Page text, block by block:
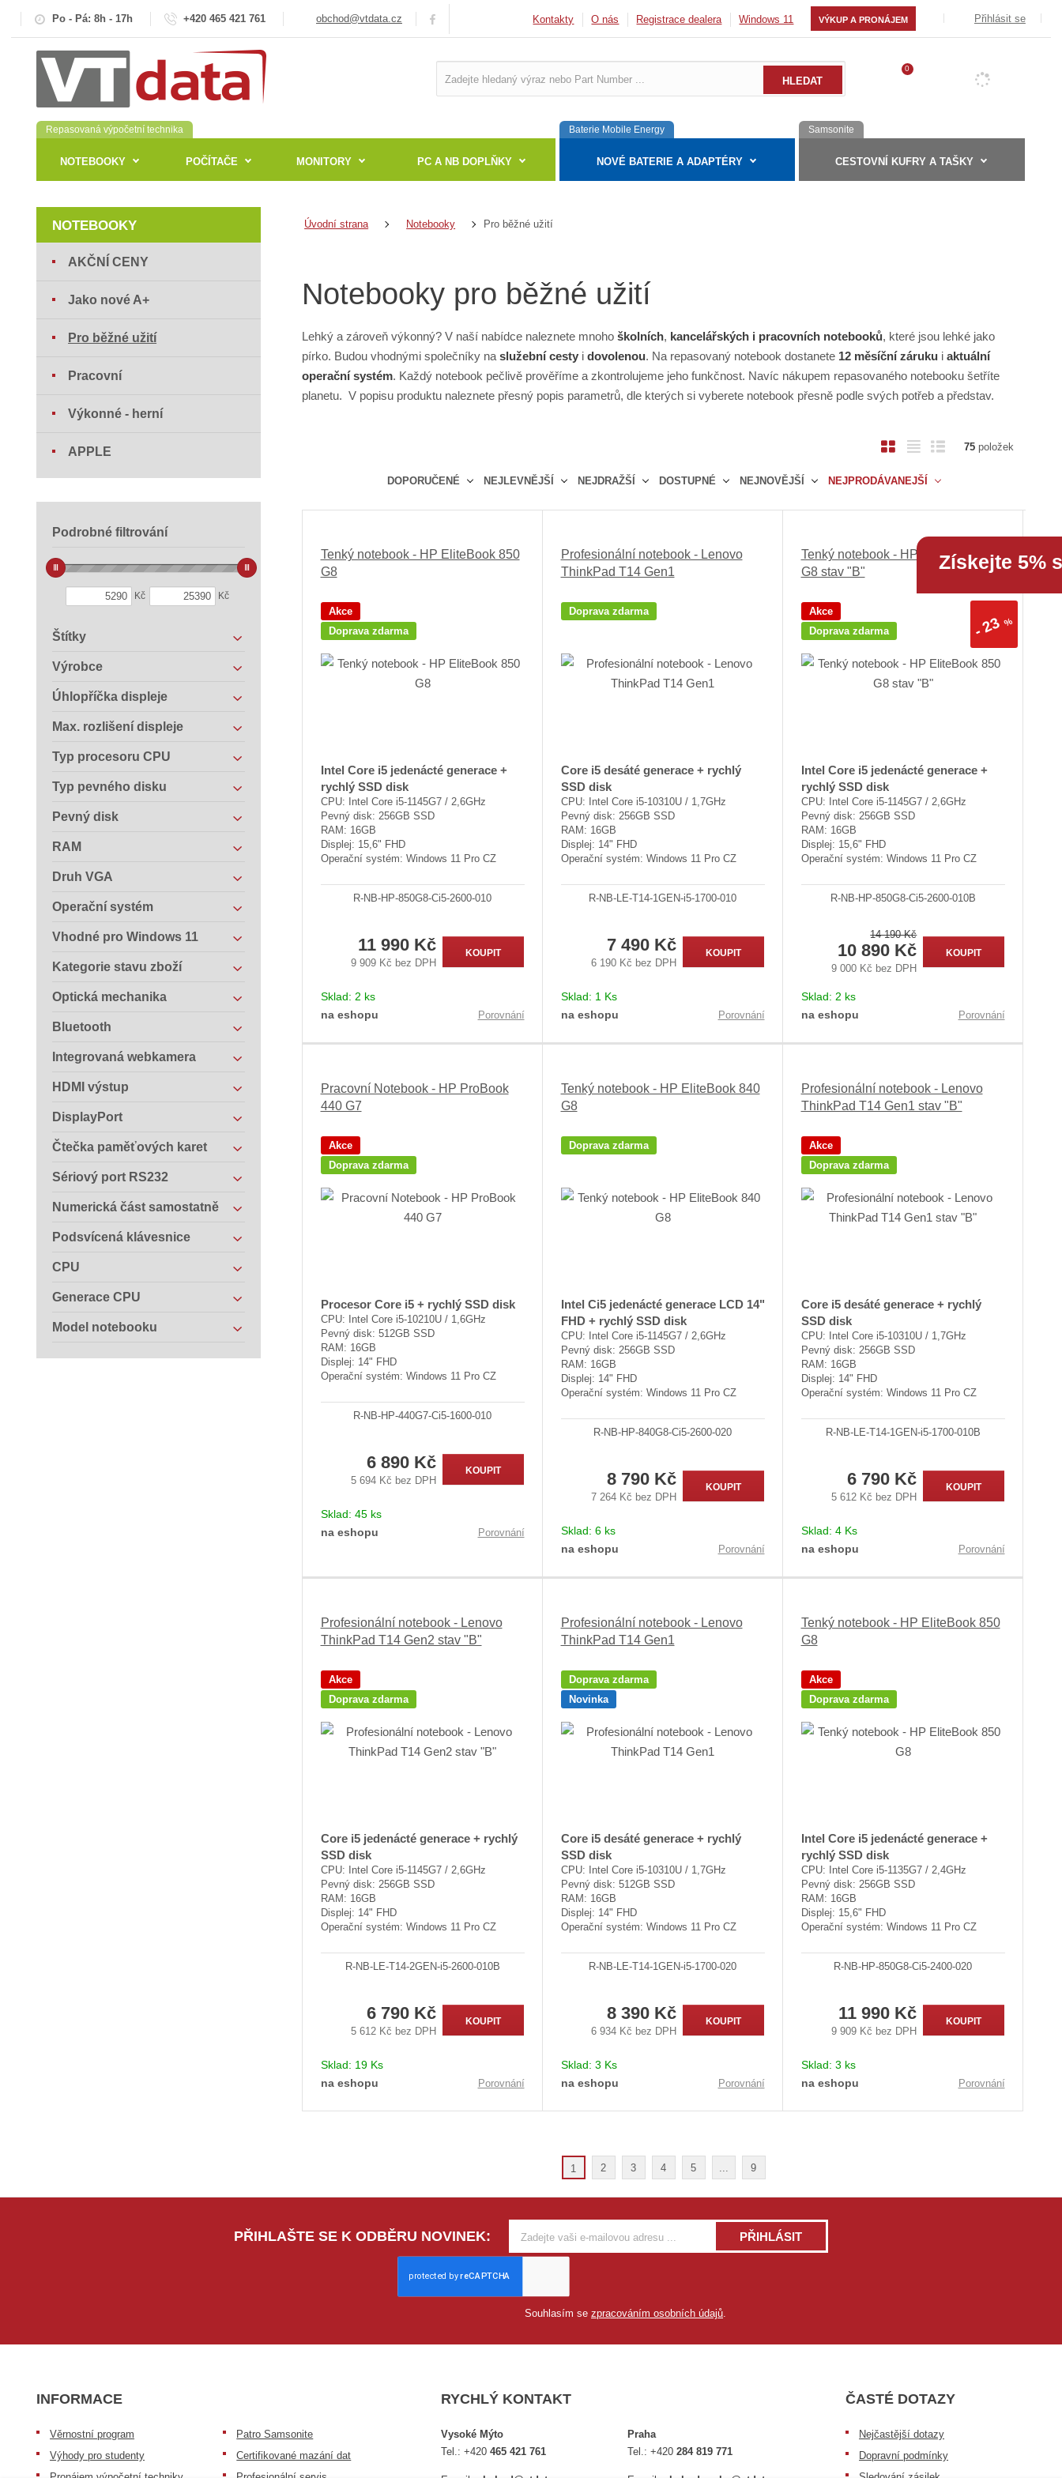
Po - Pá: 8h - 17h +420 465 421 761 obchod@vtdata.cz Kontakty O nás Registrace dealera Windows 11 VÝKUP A PRONÁJEM Přihlásit se
0
Repasovaná výpočetní technika
NOTEBOOKY POČÍTAČE MONITORY PC A NB DOPLŇKY
Baterie Mobile Energy
NOVÉ BATERIE A ADAPTÉRY
Samsonite
CESTOVNÍ KUFRY A TAŠKY
Úvodní strana Notebooky Pro běžné užití
Notebooky pro běžné užití
Lehký a zároveň výkonný? V naší nabídce naleznete mnoho školních, kancelářských i pracovních notebooků, které jsou lehké jako
pírko. Budou vhodnými společníky na služební cesty i dovolenou. Na repasovaný notebook dostanete 12 měsíční záruku i aktuální
operační systém. Každý notebook pečlivě prověříme a zkontrolujeme jeho funkčnost. Navíc nákupem repasovaného notebooku šetříte
planetu. V popisu produktu naleznete přesný popis parametrů, dle kterých si vyberete notebook přesně podle svých potřeb a představ.
DOPORUČENÉ NEJLEVNĚJŠÍ NEJDRAŽŠÍ DOSTUPNÉ NEJNOVĚJŠÍ NEJPRODÁVANEJŠÍ
e
n
d
u
r
o
v
ý
p
i
T
b
k
p
i
ý
s
75položek
Tenký notebook - HP EliteBook 850
G8
Akce
Doprava zdarma
Intel Core i5 jedenácté generace +
rychlý SSD disk
CPU: Intel Core i5-1145G7 / 2,6GHz
Pevný disk: 256GB SSD
RAM: 16GB
Displej: 15,6" FHD
Operační systém: Windows 11 Pro CZ
R-NB-HP-850G8-Ci5-2600-010
11 990 Kč
9 909 Kč bez DPH
KOUPIT
Sklad: 2 ks
na eshopu
Porovnání
Profesionální notebook - Lenovo
ThinkPad T14 Gen1
Doprava zdarma
Core i5 desáté generace + rychlý
SSD disk
CPU: Intel Core i5-10310U / 1,7GHz
Pevný disk: 256GB SSD
RAM: 16GB
Displej: 14" FHD
Operační systém: Windows 11 Pro CZ
R-NB-LE-T14-1GEN-i5-1700-010
7 490 Kč
6 190 Kč bez DPH
KOUPIT
Sklad: 1 Ks
na eshopu
Porovnání
Tenký notebook - HP EliteBook 850
G8 stav "B"
-
23%
Akce
Doprava zdarma
Intel Core i5 jedenácté generace +
rychlý SSD disk
CPU: Intel Core i5-1145G7 / 2,6GHz
Pevný disk: 256GB SSD
RAM: 16GB
Displej: 15,6" FHD
Operační systém: Windows 11 Pro CZ
R-NB-HP-850G8-Ci5-2600-010B
14 190 Kč
10 890 Kč
9 000 Kč bez DPH
KOUPIT
Sklad: 2 ks
na eshopu
Porovnání
Pracovní Notebook - HP ProBook
440 G7
Akce
Doprava zdarma
Procesor Core i5 + rychlý SSD disk
CPU: Intel Core i5-10210U / 1,6GHz
Pevný disk: 512GB SSD
RAM: 16GB
Displej: 14" FHD
Operační systém: Windows 11 Pro CZ
R-NB-HP-440G7-Ci5-1600-010
6 890 Kč
5 694 Kč bez DPH
KOUPIT
Sklad: 45 ks
na eshopu
Porovnání
Tenký notebook - HP EliteBook 840
G8
Doprava zdarma
Intel Ci5 jedenácté generace LCD 14"
FHD + rychlý SSD disk
CPU: Intel Core i5-1145G7 / 2,6GHz
Pevný disk: 256GB SSD
RAM: 16GB
Displej: 14" FHD
Operační systém: Windows 11 Pro CZ
R-NB-HP-840G8-Ci5-2600-020
8 790 Kč
7 264 Kč bez DPH
KOUPIT
Sklad: 6 ks
na eshopu
Porovnání
Profesionální notebook - Lenovo
ThinkPad T14 Gen1 stav "B"
Akce
Doprava zdarma
Core i5 desáté generace + rychlý
SSD disk
CPU: Intel Core i5-10310U / 1,7GHz
Pevný disk: 256GB SSD
RAM: 16GB
Displej: 14" FHD
Operační systém: Windows 11 Pro CZ
R-NB-LE-T14-1GEN-i5-1700-010B
6 790 Kč
5 612 Kč bez DPH
KOUPIT
Sklad: 4 Ks
na eshopu
Porovnání
Profesionální notebook - Lenovo
ThinkPad T14 Gen2 stav "B"
Akce
Doprava zdarma
Core i5 jedenácté generace + rychlý
SSD disk
CPU: Intel Core i5-1145G7 / 2,6GHz
Pevný disk: 256GB SSD
RAM: 16GB
Displej: 14" FHD
Operační systém: Windows 11 Pro CZ
R-NB-LE-T14-2GEN-i5-2600-010B
6 790 Kč
5 612 Kč bez DPH
KOUPIT
Sklad: 19 Ks
na eshopu
Porovnání
Profesionální notebook - Lenovo
ThinkPad T14 Gen1
Doprava zdarma
Novinka
Core i5 desáté generace + rychlý
SSD disk
CPU: Intel Core i5-10310U / 1,7GHz
Pevný disk: 512GB SSD
RAM: 16GB
Displej: 14" FHD
Operační systém: Windows 11 Pro CZ
R-NB-LE-T14-1GEN-i5-1700-020
8 390 Kč
6 934 Kč bez DPH
KOUPIT
Sklad: 3 Ks
na eshopu
Porovnání
Tenký notebook - HP EliteBook 850
G8
Akce
Doprava zdarma
Intel Core i5 jedenácté generace +
rychlý SSD disk
CPU: Intel Core i5-1135G7 / 2,4GHz
Pevný disk: 256GB SSD
RAM: 16GB
Displej: 15,6" FHD
Operační systém: Windows 11 Pro CZ
R-NB-HP-850G8-Ci5-2400-020
11 990 Kč
9 909 Kč bez DPH
KOUPIT
Sklad: 3 ks
na eshopu
Porovnání
1 2 3 4 5 ... 9
NOTEBOOKY
AKČNÍ CENY
Jako nové A+
Pro běžné užití
Pracovní
Výkonné - herní
APPLE
Podrobné filtrování
Kč Kč
Štítky
Výrobce
Úhlopříčka displeje
Max. rozlišení displeje
Typ procesoru CPU
Typ pevného disku
Pevný disk
RAM
Druh VGA
Operační systém
Vhodné pro Windows 11
Kategorie stavu zboží
Optická mechanika
Bluetooth
Integrovaná webkamera
HDMI výstup
DisplayPort
Čtečka paměťových karet
Sériový port RS232
Numerická část samostatně
Podsvícená klávesnice
CPU
Generace CPU
Model notebooku
PŘIHLAŠTE SE K ODBĚRU NOVINEK: PŘIHLÁSIT
Souhlasím se zpracováním osobních údajů.
INFORMACE
Věrnostní program
Výhody pro studenty
Patro Samsonite
Certifikované mazání dat
Získejte 5%
RYCHLÝ KONTAKT
Vysoké Mýto
Tel.:+420465 421 761
Praha
Tel.:+420284 819 771
ČASTÉ DOTAZY
Nejčastější dotazy
Dopravní podmínky